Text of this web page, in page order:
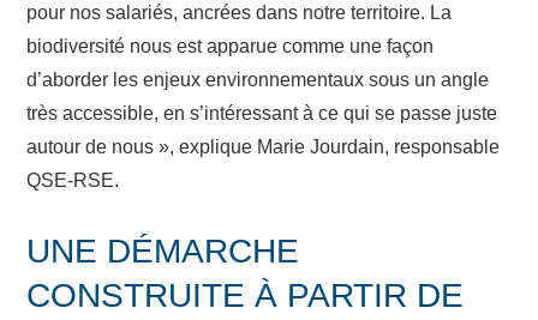
pour nos salariés, ancrées dans notre territoire. La
biodiversité nous est apparue comme une façon
d’aborder les enjeux environnementaux sous un angle
très accessible, en s’intéressant à ce qui se passe juste
autour de nous », explique Marie Jourdain, responsable
QSE-RSE.
UNE DÉMARCHE
CONSTRUITE À PARTIR DE